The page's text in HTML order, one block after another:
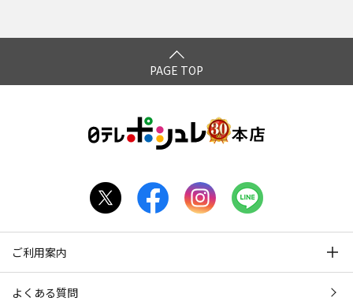
PAGE TOP
ご利用案内
よくある質問